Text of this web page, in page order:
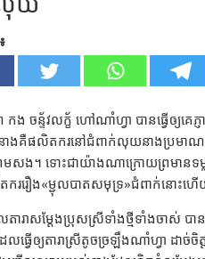
កង ចន្ទ័វលក្ខ័ ហៅណាំហ្វា បានធ្វើឲ្យគេភ្
គឺផលិតករនៅជំពាក់លុយនាងប្រមាណ៤០
សង។ ទោះជាយ៉ាងណាក្រោយព្រមានទម្
ររឿង«ម្ជុលបាតសមុទ្រ»ជំពាក់នោះហ
រាសម្តែងប្រុសស្រីទាំងថ្មីទាំងចាស់ បា
ធ្វើឲ្យតារាស្រីតូចច្រឡឹងណាំហ្វា ដាច់ចិត្